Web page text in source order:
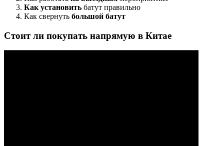
Как установить батут правильно
Как свернуть большой батут
Стоит ли покупать напрямую в Китае